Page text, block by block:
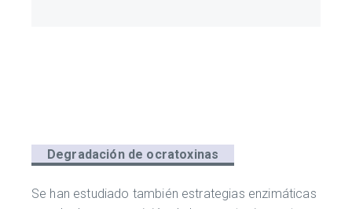
Degradación de ocratoxinas
Se han estudiado también estrategias enzimáticas